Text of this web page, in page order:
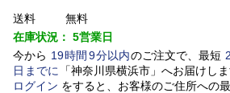
送料
無料
在庫状況： 5営業日
今から 19時間 9分以内のご注文で、最短
日 までに 「神奈川県横浜市」 へお届けしま
ログイン をすると、お客様のご住所への